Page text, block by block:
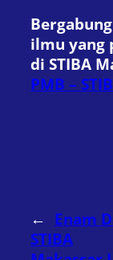
ilmu yang
di STIBA
PMB –
← Enam
STIBA